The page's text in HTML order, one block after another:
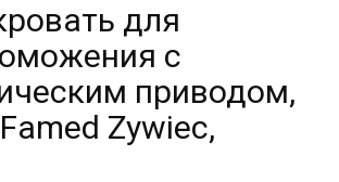
для
с
приводом,
Zywiec,